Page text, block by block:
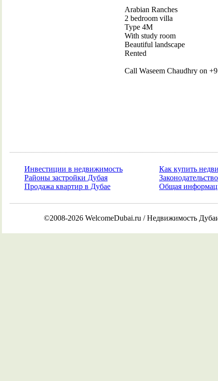
Arabian Ranches
2 bedroom villa
Type 4M
With study room
Beautiful landscape
Rented
Call Waseem Chaudhry on
Инвестиции в недвижимость
Районы застройки Дубая
Продажа квартир в Дубае
Как купить
Общая
©2008-2026 WelcomeDubai.ru / Недвижимость